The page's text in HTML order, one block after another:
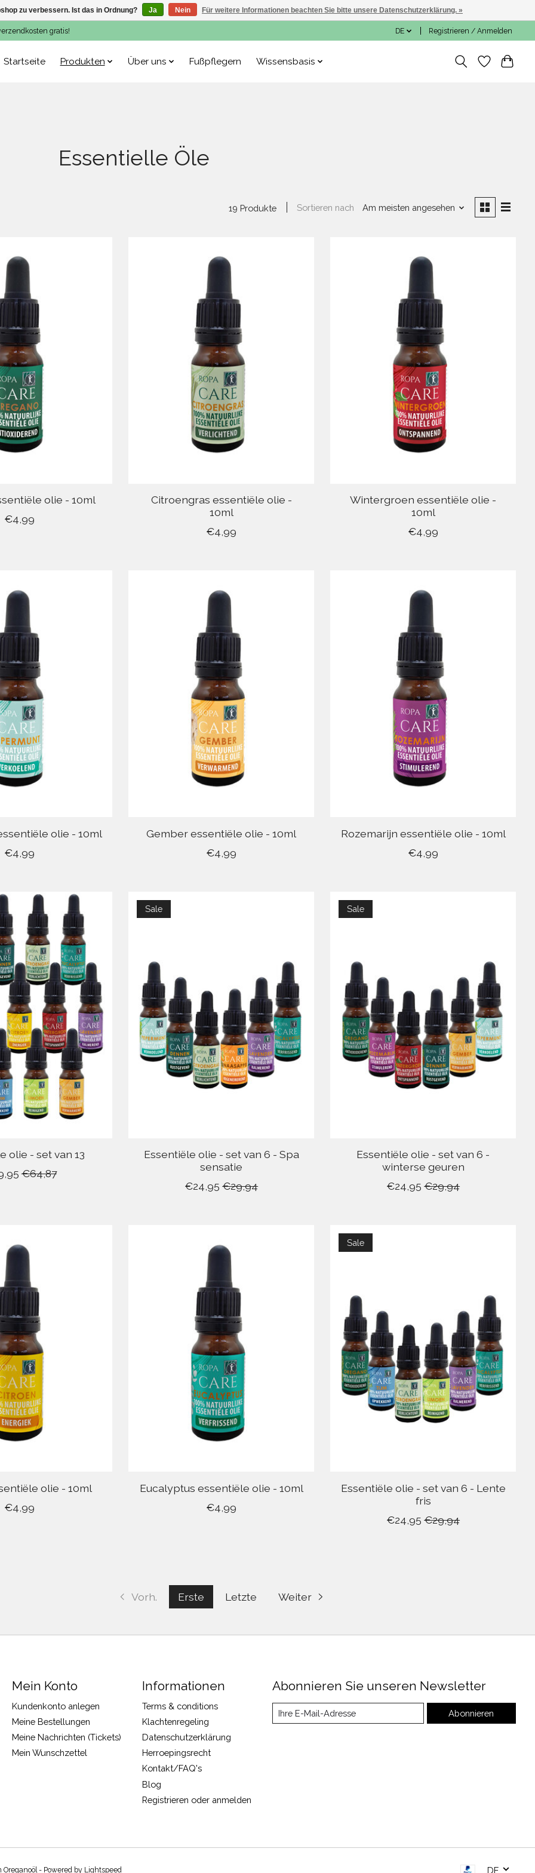
gratis! DE Registrieren / Anmelden
Startseite Produkten Über uns Fußpflegern Wissensbasis
Essentielle Öle
19 Produkte Sortieren nach Am meisten angesehen
olie - 10ml
€4,99
Citroengras essentiële olie -
10ml
€4,99
Wintergroen essentiële olie -
10ml
€4,99
olie - 10ml
€4,99
Gember essentiële olie - 10ml
€4,99
Rozemarijn essentiële olie - 10ml
€4,99
olie - set van 13
€64,87
Sale
Essentiële olie - set van 6 - Spa
sensatie
€24,95 €29,94
Sale
Essentiële olie - set van 6 -
winterse geuren
€24,95 €29,94
olie - 10ml
€4,99
Eucalyptus essentiële olie - 10ml
€4,99
Sale
Essentiële olie - set van 6 - Lente
fris
€24,95 €29,94
Vorh. Erste Letzte Weiter
Mein Konto
Kundenkonto anlegen
Meine Bestellungen
Meine Nachrichten (Tickets)
Mein Wunschzettel
Informationen
Terms & conditions
Klachtenregeling
Datenschutzerklärung
Herroepingsrecht
Kontakt/FAQ's
Blog
Registrieren oder anmelden
Abonnieren Sie unseren Newsletter
Abonnieren
- Powered by Lightspeed DE
zu verbessern. Ist das in Ordnung? Ja Nein Für weitere Informationen beachten Sie bitte unsere Datenschutzerklärung. »